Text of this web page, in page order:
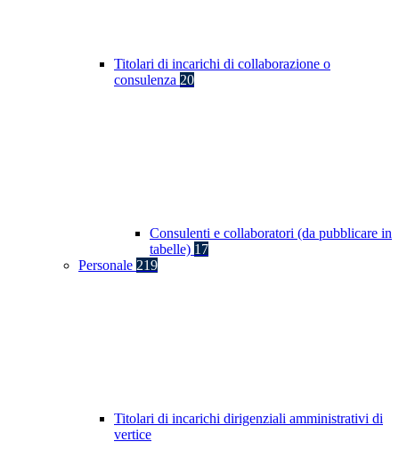
Titolari di incarichi di collaborazione o
consulenza 20
Consulenti e collaboratori (da pubblicare in
tabelle) 17
Personale 219
Titolari di incarichi dirigenziali amministrativi di
vertice